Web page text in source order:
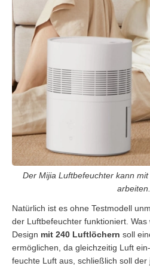
Der Mijia Luftbefeuchter kann
arbeiten.
Natürlich ist es ohne Testmodell
der Luftbefeuchter funktioniert.
Design mit 240 Luftlöchern soll
ermöglichen, da gleichzeitig Luft
feuchte Luft aus, schließlich soll